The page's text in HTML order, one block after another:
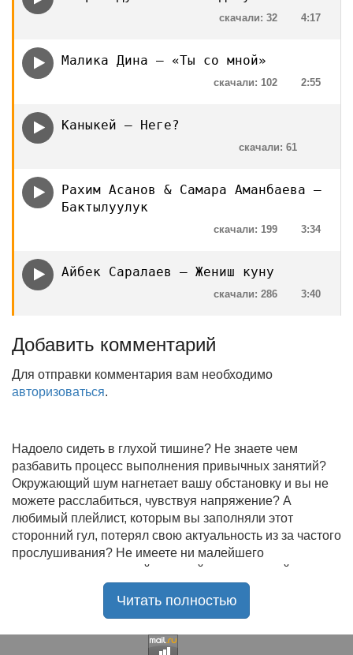
4:17
скачали: 32
Малика Дина — «Ты со мной»
2:55
скачали: 102
Каныкей — Неге?
скачали: 61
Рахим Асанов & Самара Аманбаева —
Бактылуулук
3:34
скачали: 199
Айбек Саралаев — Жениш куну
3:40
скачали: 286
Добавить комментарий
Для отправки комментария вам необходимо
авторизоваться.
Надоело сидеть в глухой тишине? Не знаете чем
разбавить процесс выполнения привычных занятий?
Окружающий шум нагнетает вашу обстановку и вы не
можете расслабиться, чувствуя напряжение? А
любимый плейлист, которым вы заполняли этот
сторонний гул, потерял свою актуальность из за частого
прослушивания? Не имеете ни малейшего
представления, где найти новый качественный контент
на замену старому? В таком случае вы обратились по
радостью приветствует своих старых и новых
Читать полностью